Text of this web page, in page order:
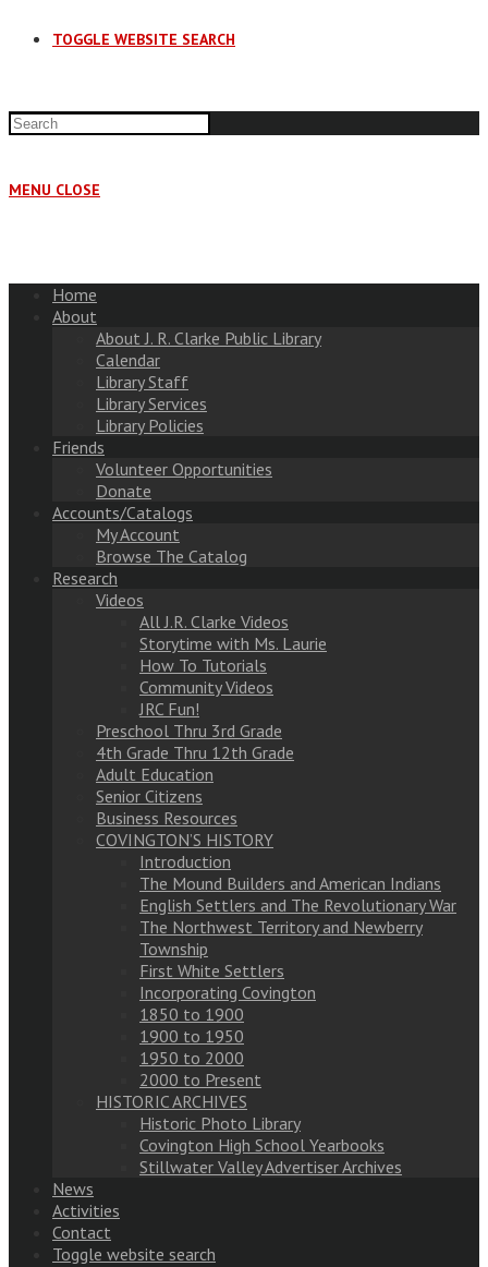
TOGGLE WEBSITE SEARCH
MENU CLOSE
Home
About
About J. R. Clarke Public Library
Calendar
Library Staff
Library Services
Library Policies
Friends
Volunteer Opportunities
Donate
Accounts/Catalogs
My Account
Browse The Catalog
Research
Videos
All J.R. Clarke Videos
Storytime with Ms. Laurie
How To Tutorials
Community Videos
JRC Fun!
Preschool Thru 3rd Grade
4th Grade Thru 12th Grade
Adult Education
Senior Citizens
Business Resources
COVINGTON’S HISTORY
Introduction
The Mound Builders and American Indians
English Settlers and The Revolutionary War
The Northwest Territory and Newberry
Township
First White Settlers
Incorporating Covington
1850 to 1900
1900 to 1950
1950 to 2000
2000 to Present
HISTORIC ARCHIVES
Historic Photo Library
Covington High School Yearbooks
Stillwater Valley Advertiser Archives
News
Activities
Contact
Toggle website search